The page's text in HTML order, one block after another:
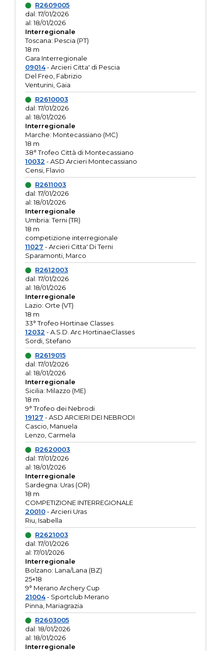
R2609005
dal: 17/01/2026
al: 18/01/2026
Interregionale
Toscana: Pescia (PT)
18 m
Gara Interregionale
09014- Arcieri Citta' di Pescia
Del Freo, Fabrizio
Venturini, Gaia
R2610003
dal: 17/01/2026
al: 18/01/2026
Interregionale
Marche: Montecassiano (MC)
18 m
38° Trofeo Città di Montecassiano
10032 - ASD Arcieri Montecassiano
Censi, Flavio
R2611003
dal: 17/01/2026
al: 18/01/2026
Interregionale
Umbria: Terni (TR)
18 m
competizione interregionale
11027 - Arcieri Citta' Di Terni
Sparamonti, Marco
R2612003
dal: 17/01/2026
al: 18/01/2026
Interregionale
Lazio: Orte (VT)
18 m
33° Trofeo Hortinae Classes
12032 - A.S.D. Arc.HortinaeClasses
Sordi, Stefano
R2619015
dal: 17/01/2026
al: 18/01/2026
Interregionale
Sicilia: Milazzo (ME)
18 m
9° Trofeo dei Nebrodi
19127 - ASD ARCIERI DEI NEBRODI
Cascio, Manuela
Lenzo, Carmela
R2620003
dal: 17/01/2026
al: 18/01/2026
Interregionale
Sardegna: Uras (OR)
18 m
COMPETIZIONE INTERREGIONALE
20010- Arcieri Uras
Riu, Isabella
R2621003
dal: 17/01/2026
al: 17/01/2026
Interregionale
Bolzano: Lana/Lana (BZ)
25+18
9° Merano Archery Cup
21004- Sportclub Merano
Pinna, Mariagrazia
R2603005
dal: 18/01/2026
al: 18/01/2026
Interregionale